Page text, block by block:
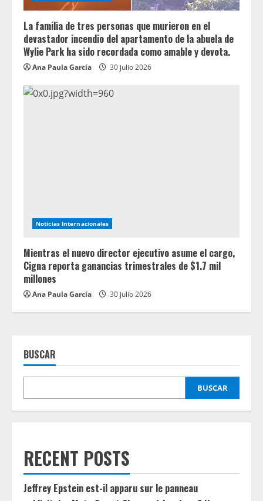
La familia de tres personas que murieron en el
devastador incendio del apartamento de la abuela de
Wylie Park ha sido recordada como amable y devota.
Ana Paula García 30 julio 2026
Noticias Internacionales
Mientras el nuevo director ejecutivo asume el cargo,
Cigna reporta ganancias trimestrales de $1.7 mil
millones
Ana Paula García 30 julio 2026
BUSCAR
BUSCAR
RECENT POSTS
Jeffrey Epstein est-il apparu sur le panneau